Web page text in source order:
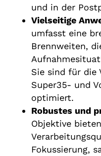
und in der
Vielseitige
umfasst eine
Brennweiten,
Sie sind für die
Super35- und
optimiert.
Robustes und
Objektive
Fokussierung,